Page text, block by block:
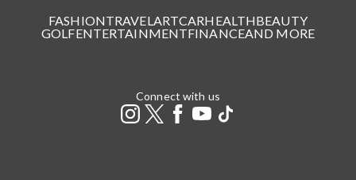
FASHIONTRAVELARTCARHEALTHBEAUTY
GOLFENTERTAINMENTFINANCEAND MORE
Connect with us